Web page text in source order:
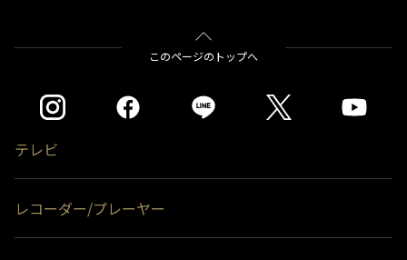
このページのトップへ
テレビ
レコーダー/プレーヤー